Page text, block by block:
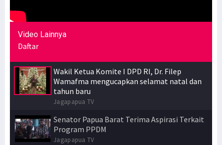
Video Lainnya
Daftar
Wakil Ketua Komite I DPD RI, Dr. Filep
Wamafma mengucapkan selamat natal dan
tahun baru
Jagapapua TV
Senator Papua Barat Terima Aspirasi Terkait
Program PPDM
Jagapapua TV